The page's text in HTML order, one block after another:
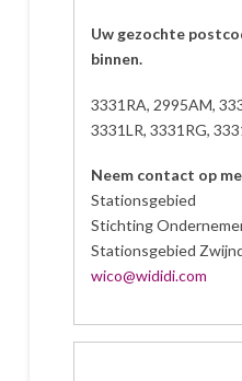
Uw gezochte
binnen.
3331RA, 2995AM,
3331LR, 3331RG,
Neem contact op
Stationsgebied
Stichting
Stationsgebied
wico@wididi.com